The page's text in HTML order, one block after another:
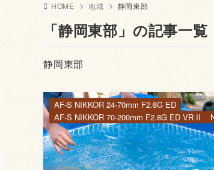
HOME 地域 静岡東部
「静岡東部」の記事一覧
静岡東部
AF-S NIKKOR 24-70mm F2.8G ED
AF-S NIKKOR 70-200mm F2.8G ED VR II